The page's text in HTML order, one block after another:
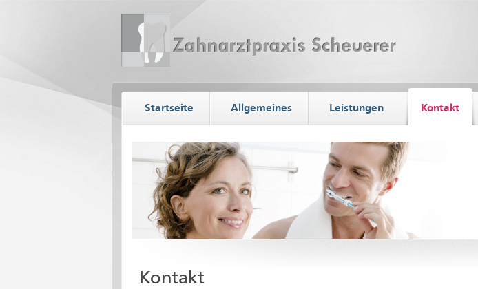
Startseite Allgemeines Leistungen Kontakt
Kontakt